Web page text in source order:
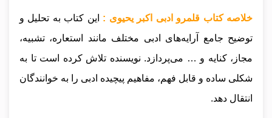
خلاصه کتاب قلمرو ادبی اکبر یحیوی : این کتاب به تحلیل و
توضیح جامع آرایه‌های ادبی مختلف مانند استعاره، تشبیه،
مجاز، کنایه و … می‌پردازد. نویسنده تلاش کرده است تا به
شکلی ساده و قابل فهم، مفاهیم پیچیده ادبی را به خوانندگان
انتقال دهد.